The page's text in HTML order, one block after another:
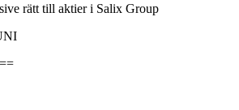
rätt till aktier i Salix Group